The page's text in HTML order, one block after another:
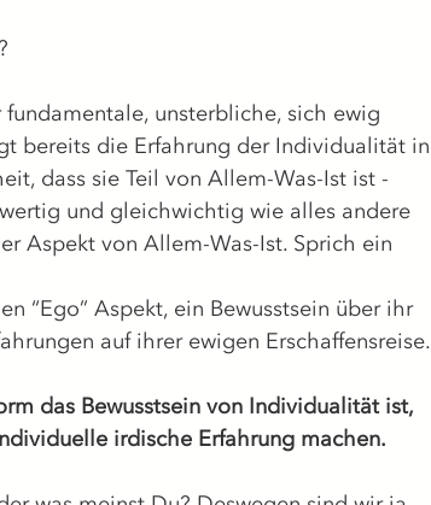
unsterbliche, sich ewig
bereits die Erfahrung der Individualität in
dass sie Teil von Allem-Was-Ist ist -
und gleichwichtig wie alles andere
Aspekt von Allem-Was-Ist. Sprich ein
“Ego” Aspekt, ein Bewusstsein über ihr
auf ihrer ewigen Erschaffensreise.
das Bewusstsein von Individualität ist,
irdische Erfahrung machen.